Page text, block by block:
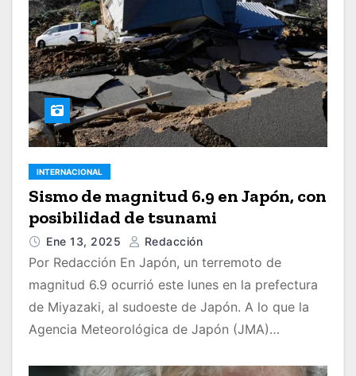
INTERNACIONAL
Sismo de magnitud 6.9 en Japón, con
posibilidad de tsunami
Ene 13, 2025 Redacción
Por Redacción En Japón, un terremoto de
magnitud 6.9 ocurrió este lunes en la prefectura
de Miyazaki, al sudoeste de Japón. A lo que la
Agencia Meteorológica de Japón (JMA)…